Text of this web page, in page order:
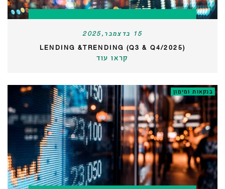
15 בדצמבר,2025
LENDING &TRENDING (Q3 & Q4/2025)
קראו עוד
בנקאות ומימון